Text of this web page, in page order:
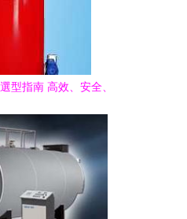
型指南 高效、安全、